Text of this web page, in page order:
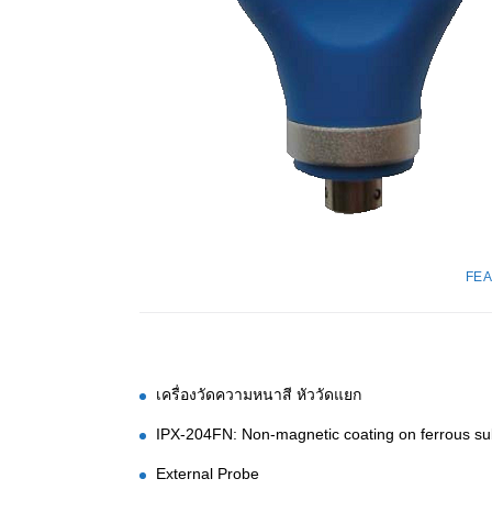
เครื่องวัดความหนาสี หัววัดแยก
IPX-204FN: Non-magnetic coating on ferrous
External Probe